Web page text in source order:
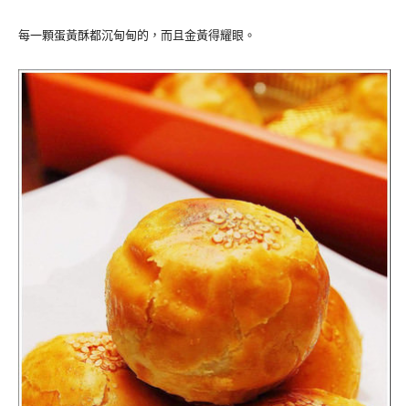
每一顆蛋黃酥都沉甸甸的，而且金黃得耀眼。